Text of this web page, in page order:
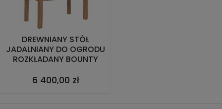
DREWNIANY STÓŁ
JADALNIANY DO OGRODU
ROZKŁADANY BOUNTY
6 400,00 zł